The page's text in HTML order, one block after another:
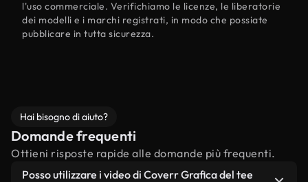
l'uso commerciale. Verifichiamo le licenze, le liberatorie
dei modelli e i marchi registrati, in modo che possiate
pubblicare in tutta sicurezza.
Hai bisogno di aiuto?
Domande frequenti
Ottieni risposte rapide alle domande più frequenti.
Posso utilizzare i video di Coverr Grafica del tee